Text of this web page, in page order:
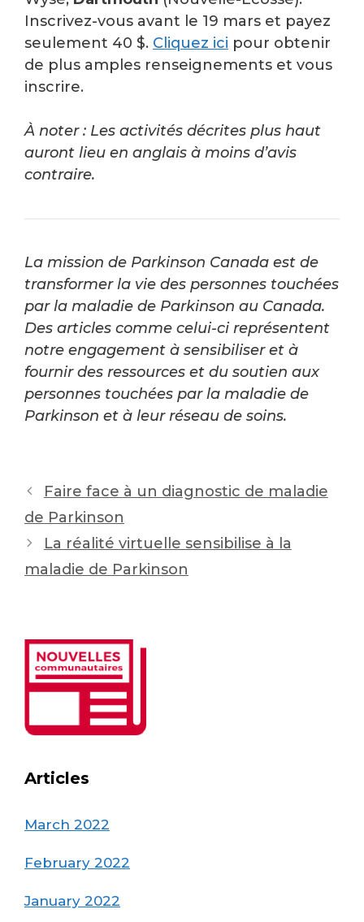
Inscrivez-vous avant le 19 mars et payez
seulement 40 $. Cliquez ici pour obtenir
de plus amples renseignements et vous
inscrire.
À noter : Les activités décrites plus haut
auront lieu en anglais à moins d’avis
contraire.
La mission de Parkinson Canada est de
transformer la vie des personnes touchées
par la maladie de Parkinson au Canada.
Des articles comme celui-ci représentent
notre engagement à sensibiliser et à
fournir des ressources et du soutien aux
personnes touchées par la maladie de
Parkinson et à leur réseau de soins.
Post
navigation
Faire face à un diagnostic de maladie
de Parkinson
La réalité virtuelle sensibilise à la
maladie de Parkinson
Articles
March 2022
February 2022
January 2022